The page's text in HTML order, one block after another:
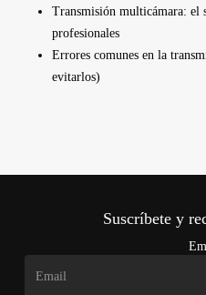
Transmisión multicámara: el
profesionales
Errores comunes en la
evitarlos)
Suscríbete y